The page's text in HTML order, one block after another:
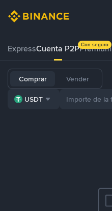
ExpressCuenta P2PPrémium
Con seguro
Comprar Vender
USDT